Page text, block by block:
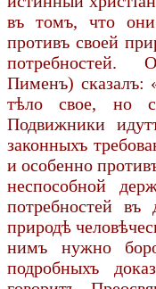
въ томъ, что они
противъ своей
потребностей.
Пименъ) сказалъ:
тѣло свое, но
Подвижники
законныхъ
и особенно
неспособной
потребностей
природѣ
нимъ нужно
подробныхъ